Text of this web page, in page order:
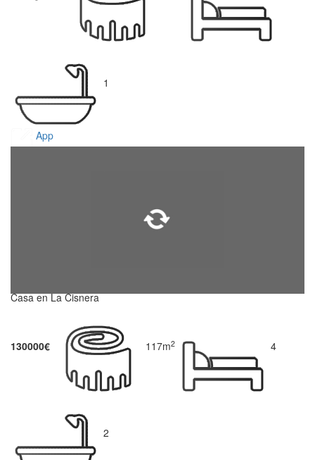
1
App
Casa en La Cisnera
130000€ 117m2 4
2